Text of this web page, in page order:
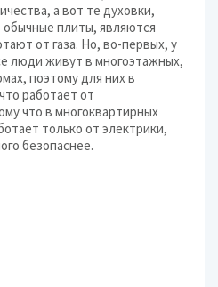
а вот те духовки,
плиты, являются
от газа. Но, во-первых, у
люди живут в многоэтажных,
поэтому для них в
работает от
что в многоквартирных
только от электрики,
безопаснее.